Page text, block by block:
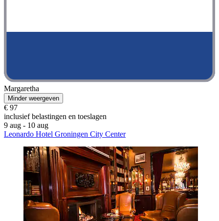
Margaretha
Minder weergeven
€ 97
inclusief belastingen en toeslagen
9 aug - 10 aug
Leonardo Hotel Groningen City Center